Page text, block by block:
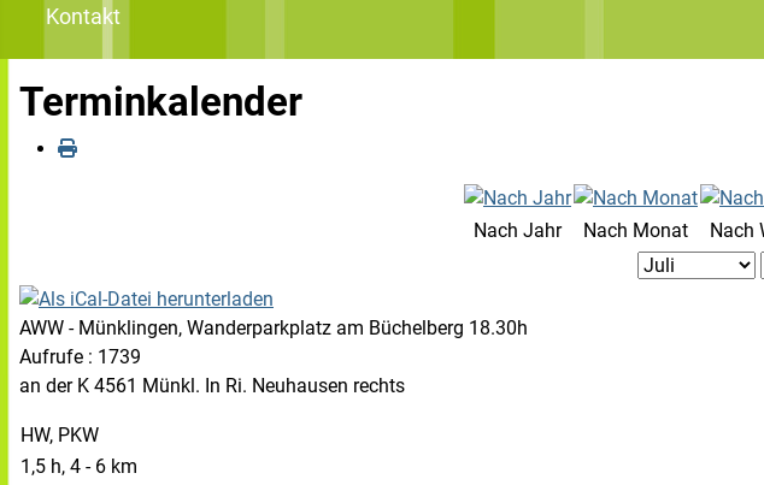
Kontakt
Terminkalender
Nach Jahr Nach Monat Nach
AWW - Münklingen, Wanderparkplatz am Büchelberg 18.30h
Aufrufe : 1739
an der K 4561 Münkl. In Ri. Neuhausen rechts
HW, PKW
1,5 h, 4 - 6 km